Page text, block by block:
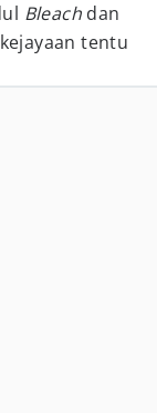
Bleach dan
tentu